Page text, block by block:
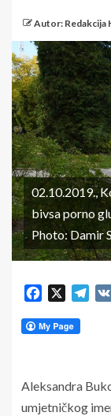
Autor: Redakcija
02.10.2019.,
bivsa porno
Photo: Damir
Facebook
Aleksandra
umjetničkog